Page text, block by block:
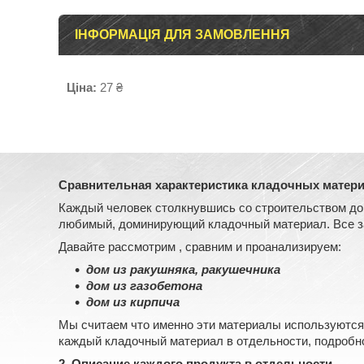
ІНФОРМАЦІЯ ДЛЯ ЗАМОВЛЕННЯ
Ціна: 27 ₴
Сравнительная характеристика кладочных
Каждый человек столкнувшись со строительством
любимый, доминирующий кладочный материал. Все
Давайте рассмотрим , сравним и проанализируем:
дом из ракушняка, ракушечника
дом из газобетона
дом из кирпича
Мы считаем что именно эти материалы
каждый кладочный материал в отдельности,